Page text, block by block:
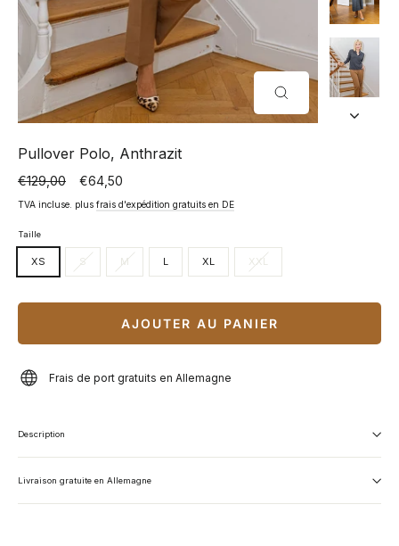
FERMER
(ESC)
Pullover Polo, Anthrazit
Prix
normal
€129,00
Prix
spécial
€64,50
TVA incluse. plus frais d'expédition gratuits en DE
Taille
XS S M L XL XXL
AJOUTER AU PANIER
Frais de port gratuits en Allemagne
Description
Livraison gratuite en Allemagne